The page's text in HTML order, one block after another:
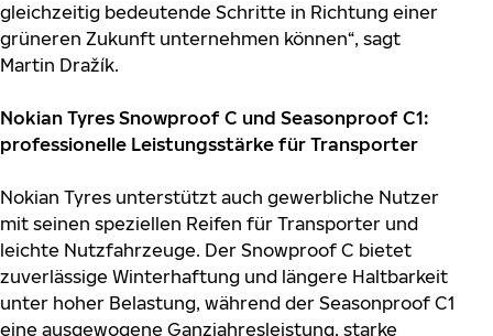
gleichzeitig bedeutende Schritte in Richtung einer
grüneren Zukunft unternehmen können“, sagt
Martin Dražík.
Nokian Tyres Snowproof C und Seasonproof C1:
professionelle Leistungsstärke für Transporter
Nokian Tyres unterstützt auch gewerbliche Nutzer
mit seinen speziellen Reifen für Transporter und
leichte Nutzfahrzeuge. Der Snowproof C bietet
zuverlässige Winterhaftung und längere Haltbarkeit
unter hoher Belastung, während der Seasonproof C1
eine ausgewogene Ganzjahresleistung, starke